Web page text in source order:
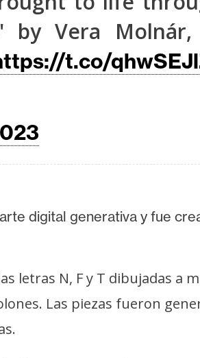
by Vera
t.co/
digital generativa y fue
letras N, F y T dibujadas a
Las piezas fueron